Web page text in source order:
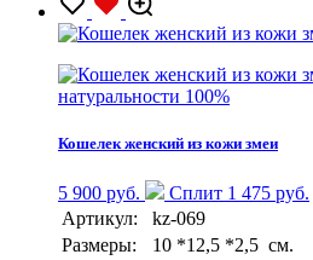
натуральности 100%
Кошелек женский из кожи змеи
5 900 руб.
Сплит 1 475 руб.
Артикул:
kz-069
Размеры:
10 *12,5 *2,5 см.